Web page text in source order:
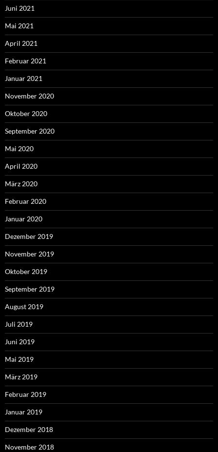
Juni 2021
Mai 2021
April 2021
Februar 2021
Januar 2021
November 2020
Oktober 2020
September 2020
Mai 2020
April 2020
März 2020
Februar 2020
Januar 2020
Dezember 2019
November 2019
Oktober 2019
September 2019
August 2019
Juli 2019
Juni 2019
Mai 2019
März 2019
Februar 2019
Januar 2019
Dezember 2018
November 2018